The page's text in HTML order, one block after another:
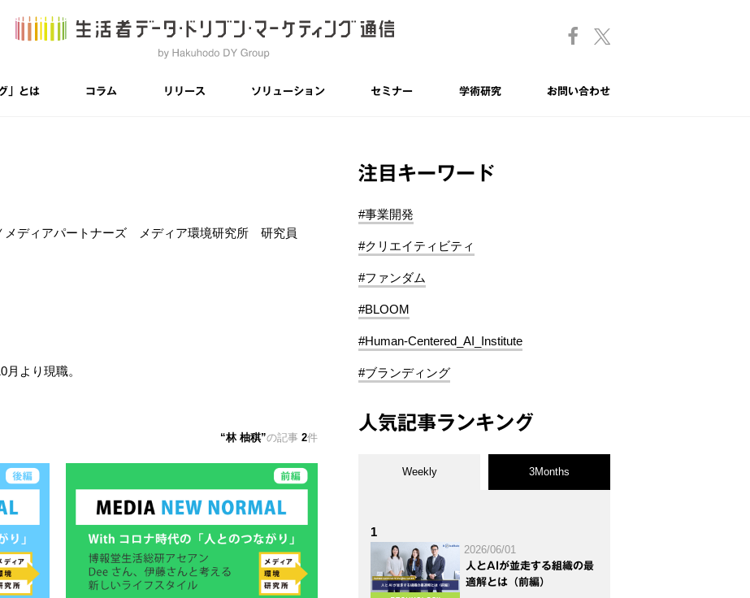
」とは コラム リリース ソリューション セミナー 学術研究 お問い合わせ
メディアパートナーズ メディア環境研究所 研究員
より現職。
林 柚稘 の記事 2件
注目キーワード
#事業開発
#クリエイティビティ
#ファンダム
#BLOOM
#Human-Centered_AI_Institute
#ブランディング
人気記事ランキング
Weekly 3Months
1
2026/06/01
人とAIが並走する組織の最
適解とは（前編）